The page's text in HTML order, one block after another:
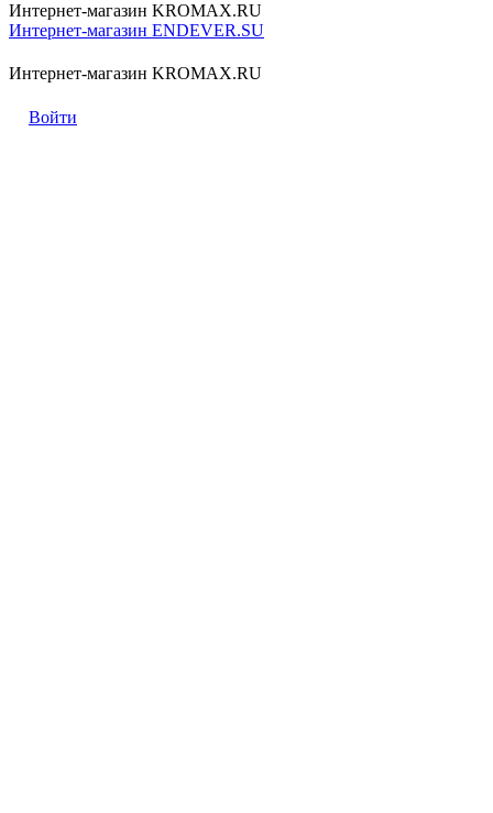
Интернет-магазин KROMAX.RU
Интернет-магазин ENDEVER.SU
Интернет-магазин KROMAX.RU
Войти